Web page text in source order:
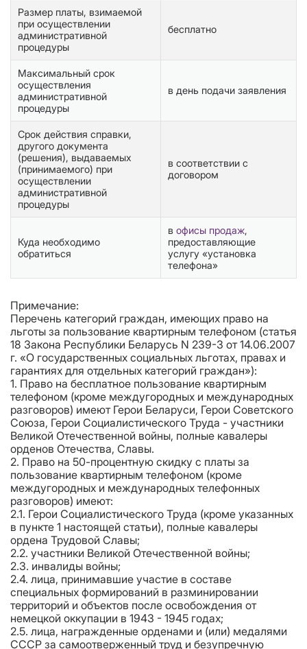
Размер платы, взимаемой
при осуществлении
административной
процедуры
бесплатно
Максимальный срок
осуществления
административной
процедуры
в день подачи заявления
Срок действия справки,
другого документа
(решения), выдаваемых
(принимаемого) при
осуществлении
административной
процедуры
в соответствии с
договором
Куда необходимо
обратиться
в офисы продаж,
предоставляющие
услугу «установка
телефона»
Примечание:
Перечень категорий граждан, имеющих право на
льготы за пользование квартирным телефоном (статья
18 Закона Республики Беларусь N 239-З от 14.06.2007
г. «О государственных социальных льготах, правах и
гарантиях для отдельных категорий граждан»):
1. Право на бесплатное пользование квартирным
телефоном (кроме междугородных и международных
разговоров) имеют Герои Беларуси, Герои Советского
Союза, Герои Социалистического Труда - участники
Великой Отечественной войны, полные кавалеры
орденов Отечества, Славы.
2. Право на 50-процентную скидку с платы за
пользование квартирным телефоном (кроме
междугородных и международных телефонных
разговоров) имеют:
2.1. Герои Социалистического Труда (кроме указанных
в пункте 1 настоящей статьи), полные кавалеры
ордена Трудовой Славы;
2.2. участники Великой Отечественной войны;
2.3. инвалиды войны;
2.4. лица, принимавшие участие в составе
специальных формирований в разминировании
территорий и объектов после освобождения от
немецкой оккупации в 1943 - 1945 годах;
2.5. лица, награжденные орденами и (или) медалями
СССР за самоотверженный труд и безупречную